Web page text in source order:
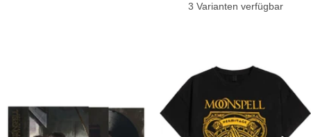
3 Varianten verfügbar